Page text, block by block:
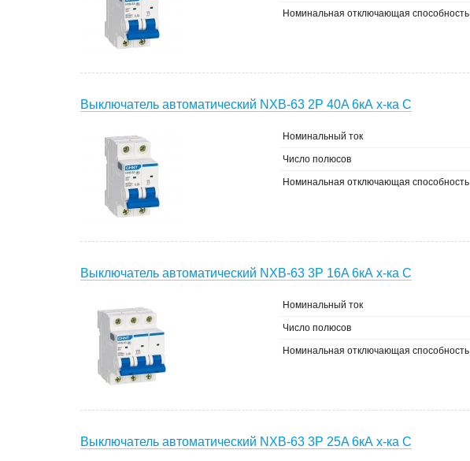
Номинальная отключающая способность
Выключатель автоматический NXB-63 2P 40A 6кА х-ка C
Номинальный ток
Число полюсов
Номинальная отключающая способность
Выключатель автоматический NXB-63 3P 16A 6кА х-ка C
Номинальный ток
Число полюсов
Номинальная отключающая способность
Выключатель автоматический NXB-63 3P 25A 6кА х-ка C